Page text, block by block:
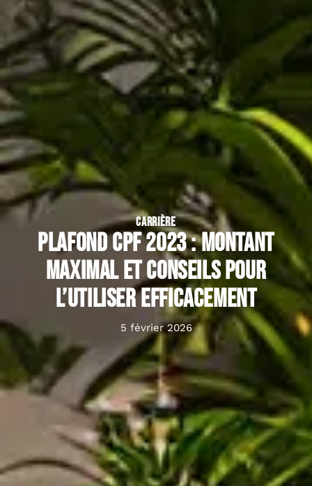
CARRIÈRE
Plafond CPF 2023 : montant
maximal et conseils pour
l’utiliser efficacement
5 février 2026